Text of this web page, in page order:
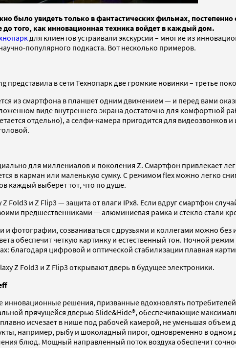
было увидеть только в фантастических фильмах,
того, как инновационная техника войдет в каждый дом.
для клиентов устраивали экскурсии – многие из
популярного подкаста. Вот несколько примеров.
представила в сети Технопарк две громкие новинки – третье
из смартфона в планшет одним движением — и перед вами
виде внутреннего экрана достаточно для комфортной
отдельно), а селфи-камера пригодится для
для миллениалов и поколения Z. Смартфон привлекает
в карман или маленькую сумку. С режимом flex можно легко
каждый выберет тот, что по душе.
Fold3 и Z Flip3 — защита от влаги IPx8. Если вдруг смартфон
предшественниками — алюминиевая рамка и стекло стали
и фотографии, созваниваться с друзьями и коллегами можно
обеспечит четкую картинку и естественный тон. Ночной
благодаря цифровой и оптической стабилизации плавная
Z Fold3 и Z Flip3 открывают дверь в будущее электроники.
инновационные решения, призванные вдохновлять
прячущейся дверью Slide&Hide®, обеспечивающие
исчезает в нише под рабочей камерой, не уменьшая
например, рыбу и шоколадный пирог, одновременно в
блюд. Мощный направленный поток воздуха обеспечит